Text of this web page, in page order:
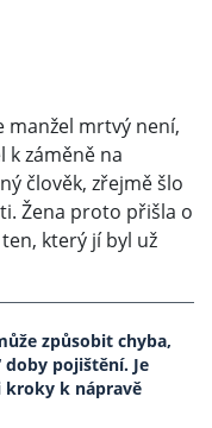
manžel mrtvý není,
k záměně na
člověk, zřejmě šlo
Žena proto přišla o
který jí byl už
způsobit chyba,
doby pojištění. Je
k nápravě